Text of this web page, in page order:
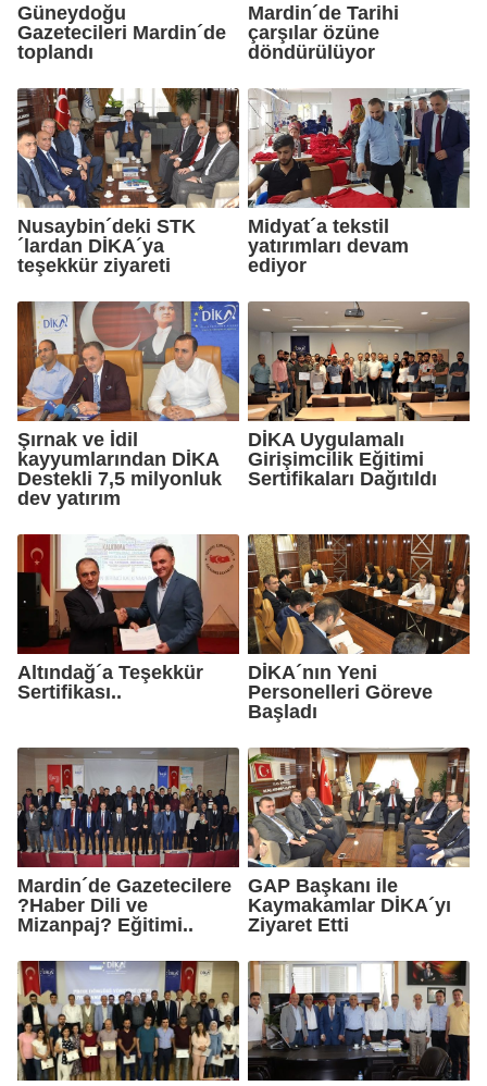
Güneydoğu
Gazetecileri Mardin´de
toplandı
Mardin´de Tarihi
çarşılar özüne
döndürülüyor
Nusaybin´deki STK
´lardan DİKA´ya
teşekkür ziyareti
Midyat´a tekstil
yatırımları devam
ediyor
Şırnak ve İdil
kayyumlarından DİKA
Destekli 7,5 milyonluk
dev yatırım
DİKA Uygulamalı
Girişimcilik Eğitimi
Sertifikaları Dağıtıldı
Altındağ´a Teşekkür
Sertifikası..
DİKA´nın Yeni
Personelleri Göreve
Başladı
Mardin´de Gazetecilere
?Haber Dili ve
Mizanpaj? Eğitimi..
GAP Başkanı ile
Kaymakamlar DİKA´yı
Ziyaret Etti